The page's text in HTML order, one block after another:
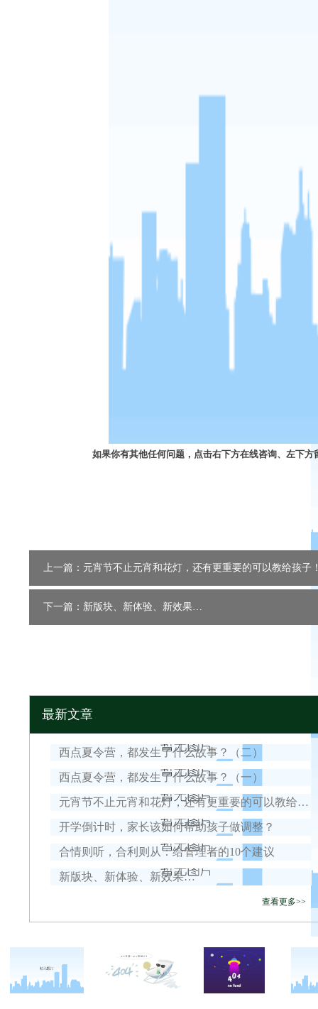
如果你有其他任何问题 ， 点击右下方在线咨询、左下方
上一篇：元宵节不止元宵和花灯，还有更重要的可以教给孩子
下一篇：新版块、新体验、新效果…
最新文章
西点夏令营，都发生了什么故事？（二）
西点夏令营，都发生了什么故事？（一）
元宵节不止元宵和花灯，还有更重要的可以教给孩子！
开学倒计时，家长该如何帮助孩子做调整？
合情则听，合利则从：给管理者的10个建议
新版块、新体验、新效果…
查看更多>>